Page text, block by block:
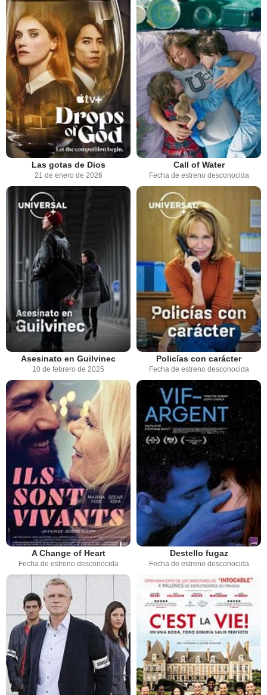
Las gotas de Dios
21 de enero de 2026
Call of Water
Fecha de estreno desconocida
Asesinato en Guilvinec
10 de febrero de 2025
Policías con carácter
Fecha de estreno desconocida
A Change of Heart
Fecha de estreno desconocida
Destello fugaz
Fecha de estreno desconocida